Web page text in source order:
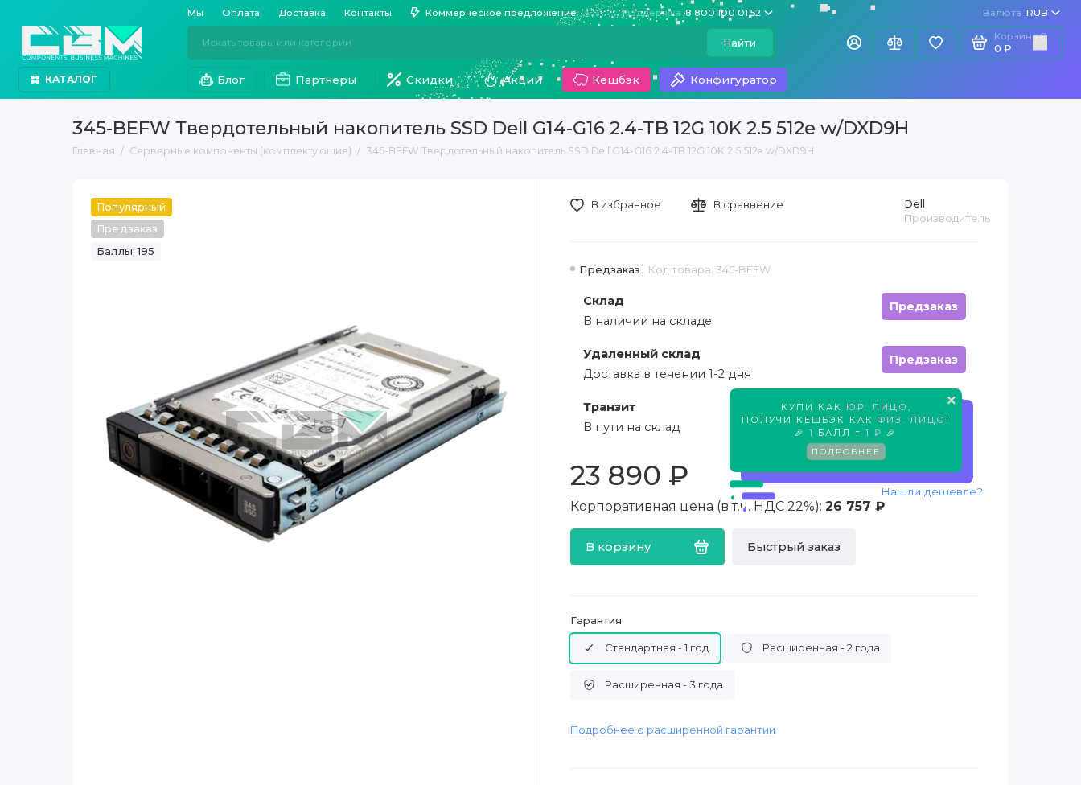
Мы Оплата Доставка Контакты Коммерческое предложение Поддержка 8 800 100 01 52 Валюта RUB
Найти
Корзина 0
0 ₽
КАТАЛОГ Блог Партнеры Скидки Акции Кешбэк Конфигуратор
345-BEFW Твердотельный накопитель SSD Dell G14-G16 2.4-TB 12G 10K 2.5 512e w/DXD9H
Главная Серверные компоненты (комплектующие) 345-BEFW Твердотельный накопитель SSD Dell G14-G16 2.4-TB 12G 10K 2.5 512e w/DXD9H
Популярный
Предзаказ
Баллы: 195
×
КУПИ КАК ЮР. ЛИЦО
ПОЛУЧИ КЕШБЭК КАК ФИЗ. ЛИЦО !
🎉 1 БАЛЛ = 1 ₽ 🎉
ПОДРОБНЕЕ
Предзаказ Код товара: 345-BEFW
Dell
Производитель
Склад
Предзаказ
В наличии на складе
Удаленный склад
Предзаказ
Доставка в течении 1-2 дня
Транзит
Предзаказ
В пути на склад
23 890 ₽
Корпоративная цена (в т.ч. НДС 22%): 26 757 ₽
В корзину Быстрый заказ
Нашли дешевле?
В избранное В сравнение
Гарантия
Стандартная - 1 год Расширенная - 2 года
Расширенная - 3 года
Подробнее о расширенной гарантии